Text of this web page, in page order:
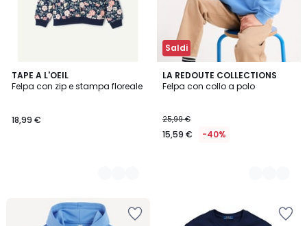
TAPE A L'OEIL
Felpa con zip e stampa floreale
18,99 €
2
Colori
Saldi
LA REDOUTE COLLECTIONS
Felpa con collo a polo
25,99 €
15,59 € -40%
3
Colori